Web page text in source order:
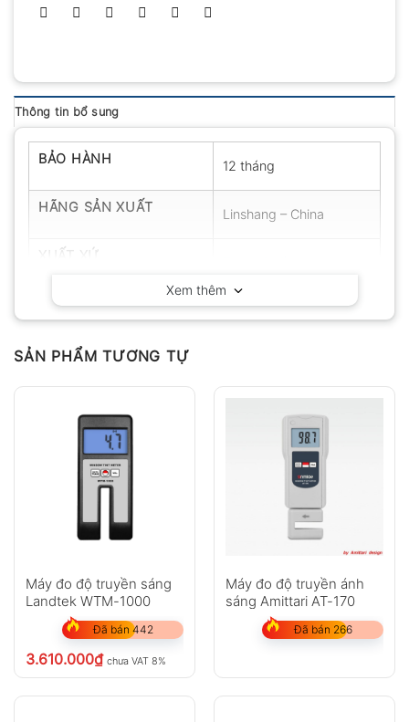
Thông tin bổ sung
BẢO HÀNH 12 tháng
HÃNG SẢN XUẤT Linshang – China
Xem thêm
SẢN PHẨM TƯƠNG TỰ
Máy đo độ truyền sáng
Landtek WTM-1000
Đã bán 442
3.610.000₫ chưa VAT 8%
Máy đo độ truyền ánh
sáng Amittari AT-170
Đã bán 266